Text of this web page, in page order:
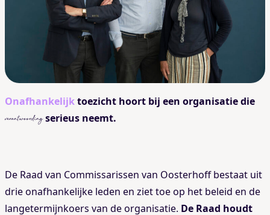
Onafhankelijktoezicht hoort bij een organisatie die
verantwoordingserieus neemt.
De Raad van Commissarissen van Oosterhoff bestaat uit
drie onafhankelijke leden en ziet toe op het beleid en de
langetermijnkoers van de organisatie. De Raad houdt